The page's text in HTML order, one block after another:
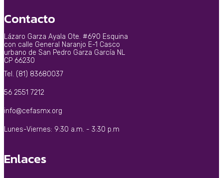
Contacto
Lázaro Garza Ayala Ote. #690 Esquina
con calle General Naranjo E-1 Casco
urbano de San Pedro Garza García NL
CP 66230
Tel. (81) 83680037
56 2551 7212
info@cefasmx.org
Lunes-Viernes: 9:30 a.m. - 3:30 p.m
Enlaces